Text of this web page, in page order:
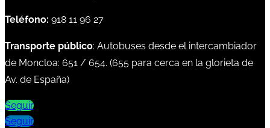
Teléfono: 918 11 96 27
Transporte público: Autobuses desde el intercambiador
de Moncloa: 651 / 654. (655 para cerca en la glorieta de
Av. de España)
Seguir
Seguir